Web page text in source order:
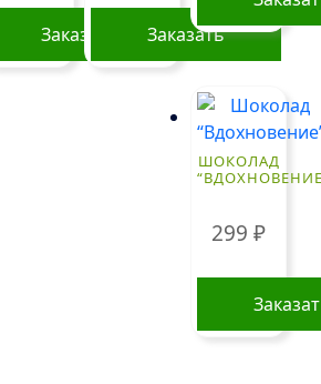
Заказать Заказать
ШОКОЛАД
299₽